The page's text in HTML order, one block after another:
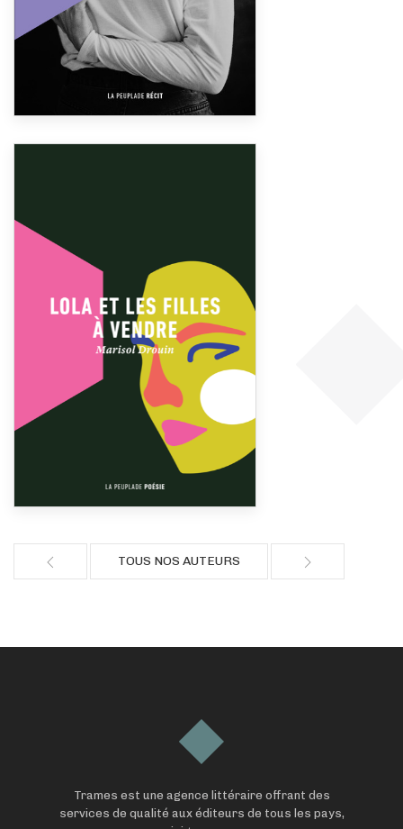
TOUS NOS AUTEURS
Trames est une agence littéraire offrant des
services de qualité aux éditeurs de tous les pays,